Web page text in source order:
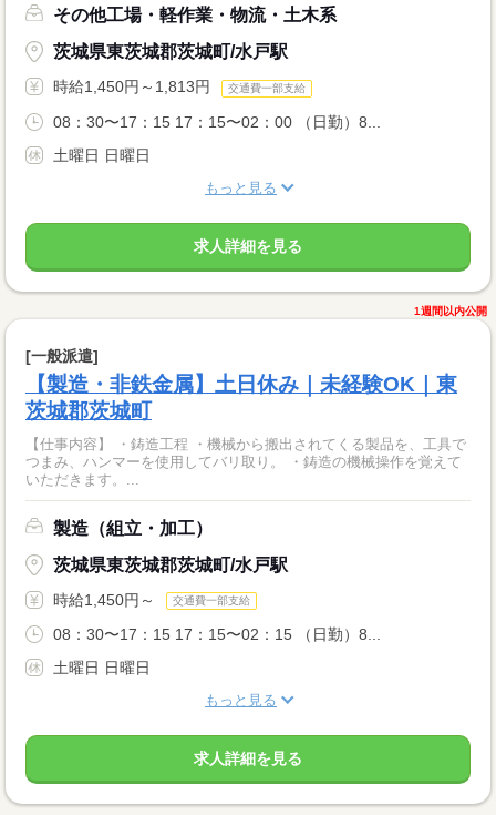
その他工場・軽作業・物流・土木系
茨城県東茨城郡茨城町/水戸駅
時給1,450円～1,813円 交通費一部支給
08：30〜17：15 17：15〜02：00 （日勤）8...
土曜日 日曜日
もっと見る
求人詳細を見る
1週間以内公開
[一般派遣]
【製造・非鉄金属】土日休み｜未経験OK｜東
茨城郡茨城町
【仕事内容】 ・鋳造工程 ・機械から搬出されてくる製品を、工具で
つまみ、ハンマーを使用してバリ取り。 ・鋳造の機械操作を覚えて
いただきます。...
製造（組立・加工）
茨城県東茨城郡茨城町/水戸駅
時給1,450円～ 交通費一部支給
08：30〜17：15 17：15〜02：15 （日勤）8...
土曜日 日曜日
もっと見る
求人詳細を見る